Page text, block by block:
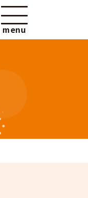
menu